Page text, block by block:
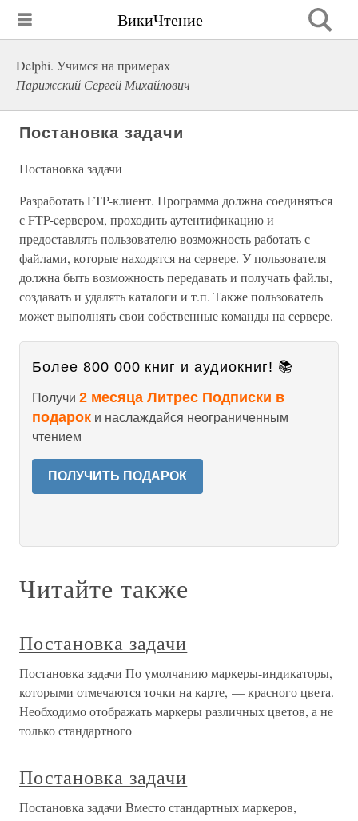
ВикиЧтение
Delphi. Учимся на примерах
Парижский Сергей Михайлович
Постановка задачи
Постановка задачи
Разработать FTP-клиент. Программа должна соединяться
с FTP-cepвером, проходить аутентификацию и
предоставлять пользователю возможность работать с
файлами, которые находятся на сервере. У пользователя
должна быть возможность передавать и получать файлы,
создавать и удалять каталоги и т.п. Также пользователь
может выполнять свои собственные команды на сервере.
Более 800 000 книг и аудиокниг! 📚
Получи 2 месяца Литрес Подписки в
подарок и наслаждайся неограниченным
чтением
ПОЛУЧИТЬ ПОДАРОК
Читайте также
Постановка задачи
Постановка задачи По умолчанию маркеры-индикаторы,
которыми отмечаются точки на карте, — красного цвета.
Необходимо отображать маркеры различных цветов, а не
только стандартного
Постановка задачи
Постановка задачи Вместо стандартных маркеров,